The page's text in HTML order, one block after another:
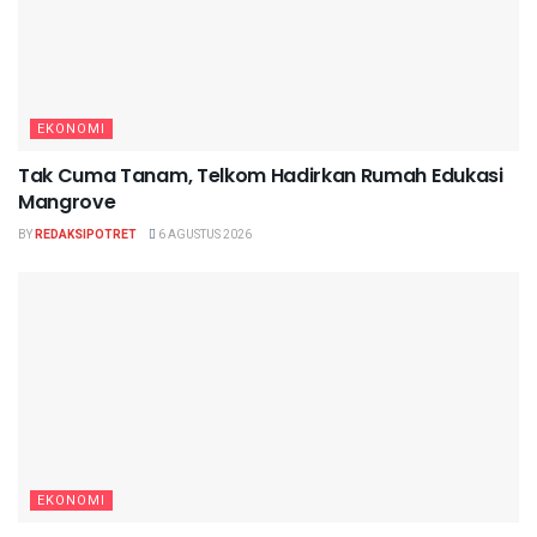
EKONOMI
Tak Cuma Tanam, Telkom Hadirkan Rumah Edukasi
Mangrove
BYREDAKSIPOTRET 6 AGUSTUS 2026
EKONOMI